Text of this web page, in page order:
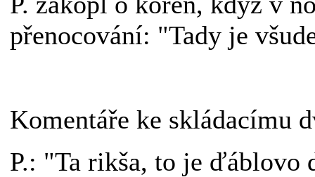
přenocování: "Tady je
Komentáře ke skládacímu
P.: "Ta rikša, to je ďáblovo